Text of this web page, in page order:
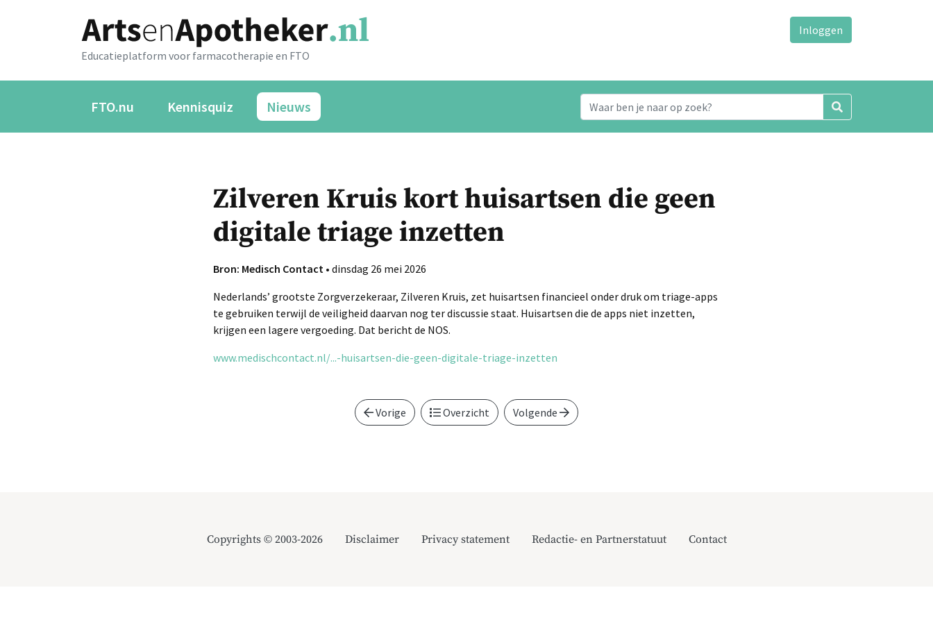
Educatieplatform voor farmacotherapie en FTO
Inloggen
FTO.nu Kennisquiz Nieuws
Zilveren Kruis kort huisartsen die geen
digitale triage inzetten
Bron: Medisch Contact • dinsdag 26 mei 2026
Nederlands’ grootste Zorgverzekeraar, Zilveren Kruis, zet huisartsen financieel onder druk om triage-apps
te gebruiken terwijl de veiligheid daarvan nog ter discussie staat. Huisartsen die de apps niet inzetten,
krijgen een lagere vergoeding. Dat bericht de NOS.
www.medischcontact.nl/...-huisartsen-die-geen-digitale-triage-inzetten
Vorige Overzicht Volgende
Copyrights © 2003-2026 Disclaimer Privacy statement Redactie- en Partnerstatuut Contact